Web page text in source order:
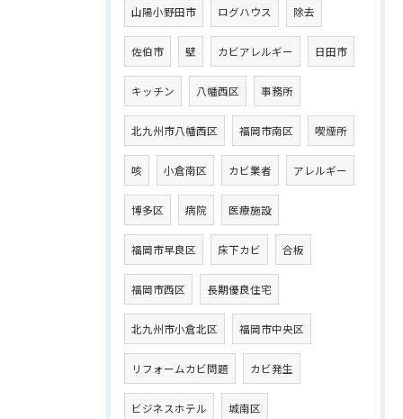
山陽小野田市 ログハウス 除去
佐伯市 壁 カビアレルギー 日田市
キッチン 八幡西区 事務所
北九州市八幡西区 福岡市南区 喫煙所
咳 小倉南区 カビ業者 アレルギー
博多区 病院 医療施設
福岡市早良区 床下カビ 合板
福岡市西区 長期優良住宅
北九州市小倉北区 福岡市中央区
リフォームカビ問題 カビ発生
ビジネスホテル 城南区